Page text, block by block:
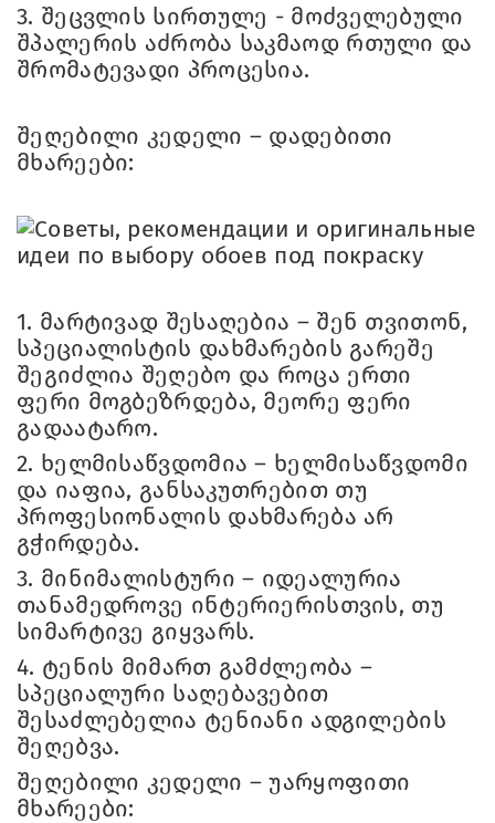
3. შეცვლის სირთულე - მოძველებული
შპალერის აძრობა საკმაოდ რთული და
შრომატევადი პროცესია.
შეღებილი კედელი – დადებითი
მხარეები:
1. მარტივად შესაღებია – შენ თვითონ,
სპეციალისტის დახმარების გარეშე
შეგიძლია შეღებო და როცა ერთი
ფერი მოგბეზრდება, მეორე ფერი
გადაატარო.
2. ხელმისაწვდომია – ხელმისაწვდომი
და იაფია, განსაკუთრებით თუ
პროფესიონალის დახმარება არ
გჭირდება.
3. მინიმალისტური – იდეალურია
თანამედროვე ინტერიერისთვის, თუ
სიმარტივე გიყვარს.
4. ტენის მიმართ გამძლეობა –
სპეციალური საღებავებით
შესაძლებელია ტენიანი ადგილების
შეღებვა.
შეღებილი კედელი – უარყოფითი
მხარეები: